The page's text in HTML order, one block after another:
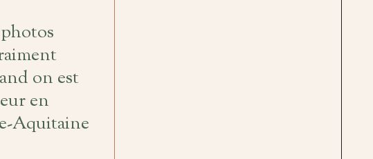
on est
en
Aquitaine